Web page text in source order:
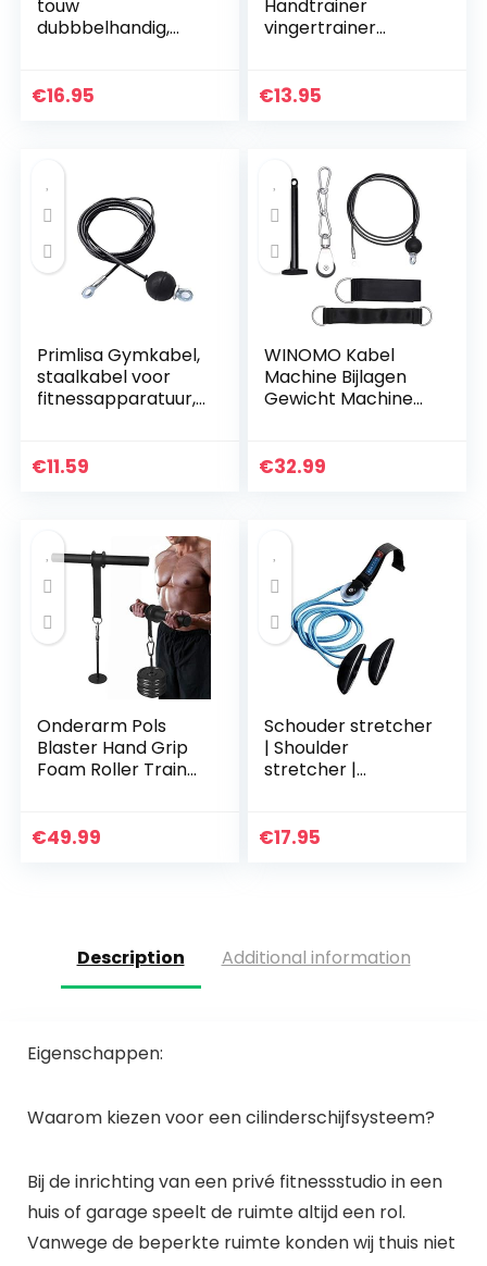
touw
dubbbelhandig,
68 cm lang, Voor
€16.95
Handtrainer
vingertrainer
onderarmtrainer
€13.95
Primlisa Gymkabel,
staalkabel voor
fitnessapparatuur,
draadkabel met
€11.59
WINOMO Kabel
Machine Bijlagen
Gewicht Machine
DIY Katrol Kabel
€32.99
Onderarm Pols
Blaster Hand Grip
Foam Roller Trainer
Thuis Fitness
€49.99
Schouder stretcher
| Shoulder
stretcher |
mobiliteit en
€17.95
Description Additional information
Eigenschappen:
Waarom kiezen voor een cilinderschijfsysteem?
Bij de inrichting van een privé fitnessstudio in een
huis of garage speelt de ruimte altijd een rol.
Vanwege de beperkte ruimte konden wij thuis niet